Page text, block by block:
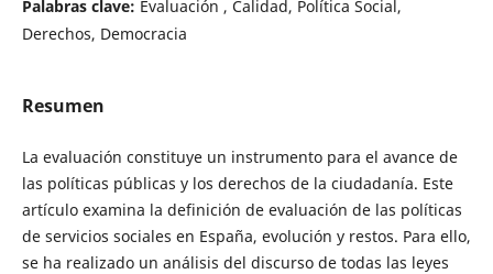
Palabras clave: Evaluación , Calidad, Política Social,
Derechos, Democracia
Resumen
La evaluación constituye un instrumento para el avance de
las políticas públicas y los derechos de la ciudadanía. Este
artículo examina la definición de evaluación de las políticas
de servicios sociales en España, evolución y restos. Para ello,
se ha realizado un análisis del discurso de todas las leyes